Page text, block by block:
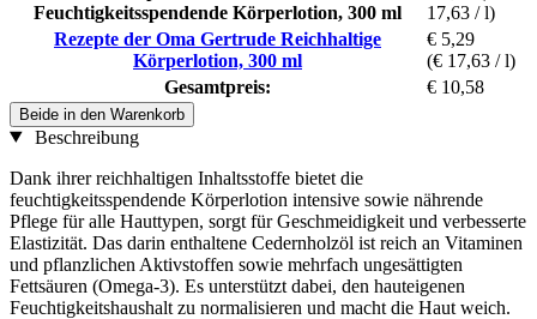
Feuchtigkeitsspendende Körperlotion, 300 ml
17,63 / l)
Rezepte der Oma Gertrude Reichhaltige
Körperlotion, 300 ml
€ 5,29
(€ 17,63 / l)
Gesamtpreis:
€ 10,58
Beide in den Warenkorb
Beschreibung
Dank ihrer reichhaltigen Inhaltsstoffe bietet die
feuchtigkeitsspendende Körperlotion intensive sowie nährende
Pflege für alle Hauttypen, sorgt für Geschmeidigkeit und verbesserte
Elastizität. Das darin enthaltene Cedernholzöl ist reich an Vitaminen
und pflanzlichen Aktivstoffen sowie mehrfach ungesättigten
Fettsäuren (Omega-3). Es unterstützt dabei, den hauteigenen
Feuchtigkeitshaushalt zu normalisieren und macht die Haut weich.